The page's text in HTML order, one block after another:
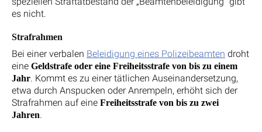
es nicht.
Strafrahmen
Bei einer verbalen Beleidigung eines Polizeibeamten droht
eine Geldstrafe oder eine Freiheitsstrafe von bis zu einem
Jahr. Kommt es zu einer tätlichen Auseinandersetzung,
etwa durch Anspucken oder Anrempeln, erhöht sich der
Strafrahmen auf eine Freiheitsstrafe von bis zu zwei
Jahren.